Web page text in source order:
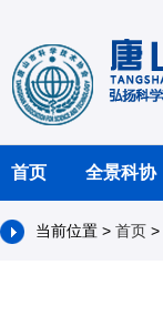
首页 全景科协
当前位置 > 首页 >